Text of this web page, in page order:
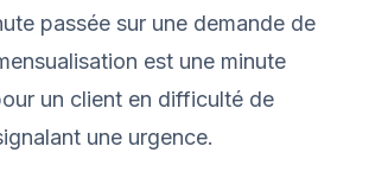
passée sur une demande de
est une minute
un client en difficulté de
une urgence.